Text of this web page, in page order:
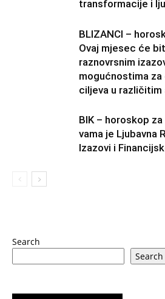
transformacije i
BLIZANCI –
Ovaj mjesec će
raznovrsnim
mogućnostima
ciljeva u
BIK – horoskop za
vama je Ljubavna
Izazovi i
Search
Search